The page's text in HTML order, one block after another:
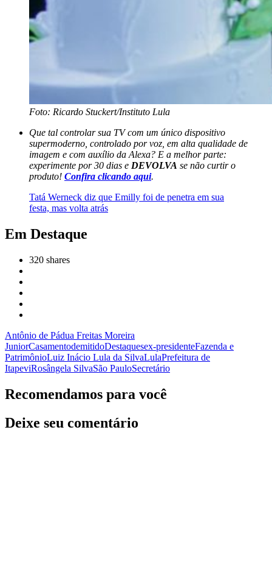
Foto: Ricardo Stuckert/Instituto Lula
Que tal controlar sua TV com um único dispositivo
supermoderno, controlado por voz, em alta qualidade de
imagem e com auxílio da Alexa? E a melhor parte:
experimente por 30 dias e DEVOLVA se não curtir o
produto! Confira clicando aqui.
Tatá Werneck diz que Emilly foi de penetra em sua
festa, mas volta atrás
Em Destaque
320 shares
Antônio de Pádua Freitas Moreira
JuniorCasamentodemitidoDestaquesex-presidenteFazenda e
PatrimônioLuiz Inácio Lula da SilvaLulaPrefeitura de
ItapeviRosângela SilvaSão PauloSecretário
Recomendamos para você
Deixe seu comentário